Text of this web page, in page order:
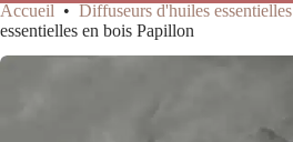
Accueil • Diffuseurs d'huiles essentielles
essentielles en bois Papillon